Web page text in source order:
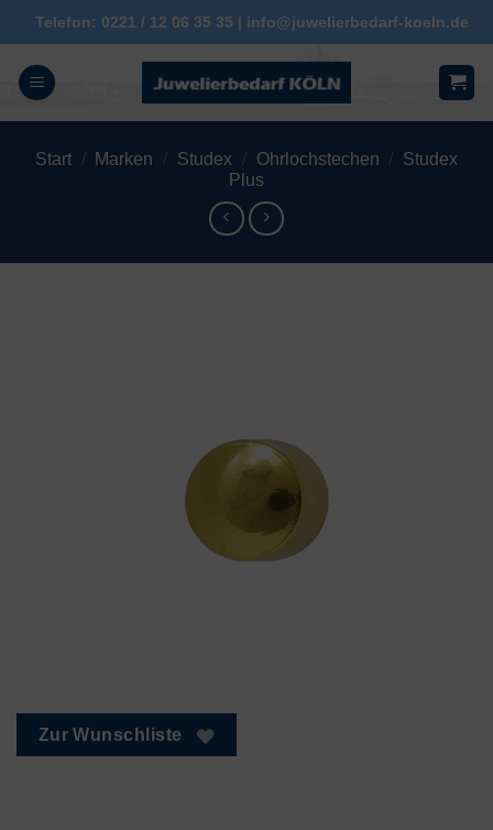
Zum
Inhalt
springen
Telefon: 0221 / 12 06 35 35 | info@juwelierbedarf-koeln.de
Start / Marken / Studex / Ohrlochstechen / Studex
Plus
Zur Wunschliste